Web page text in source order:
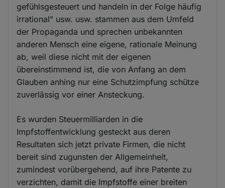
gefühlsgesteuert und handeln in der Folge häufig
irrational" usw. usw. stammen aus dem Umfeld
der Propaganda und sprechen unbekannten
anderen Mensch eine eigene, rationale Meinung
ab, weil diese nicht mit der eigenen
übereinstimmend ist, die von Anfang an dem
Glauben anhing nur eine Schutzimpfung schütze
zuverlässig vor einer Ansteckung.
Es wurden Steuermilliarden in die
Impfstoffentwicklung gesteckt aus deren
Resultaten sich jetzt private Firmen, die nicht
bereit sind zugunsten der Allgemeinheit,
zumindest vorübergehend, auf ihre Patente zu
verzichten, damit die Impfstoffe einer breiten